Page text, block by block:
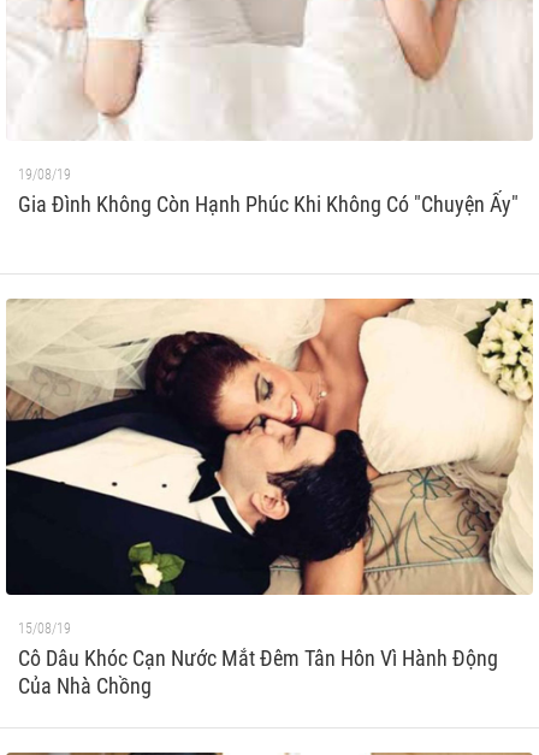
19/08/19
Gia Đình Không Còn Hạnh Phúc Khi Không Có "Chuyện Ấy"
15/08/19
Cô Dâu Khóc Cạn Nước Mắt Đêm Tân Hôn Vì Hành Động
Của Nhà Chồng